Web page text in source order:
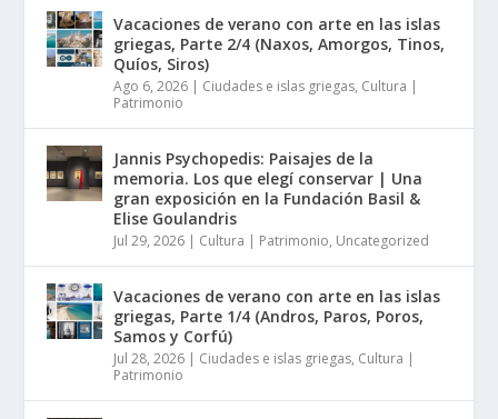
Vacaciones de verano con arte en las islas
griegas, Parte 2/4 (Naxos, Amorgos, Tinos,
Quíos, Siros)
Ago 6, 2026 | Ciudades e islas griegas, Cultura |
Patrimonio
Jannis Psychopedis: Paisajes de la
memoria. Los que elegí conservar | Una
gran exposición en la Fundación Basil &
Elise Goulandris
Jul 29, 2026 | Cultura | Patrimonio, Uncategorized
Vacaciones de verano con arte en las islas
griegas, Parte 1/4 (Andros, Paros, Poros,
Samos y Corfú)
Jul 28, 2026 | Ciudades e islas griegas, Cultura |
Patrimonio